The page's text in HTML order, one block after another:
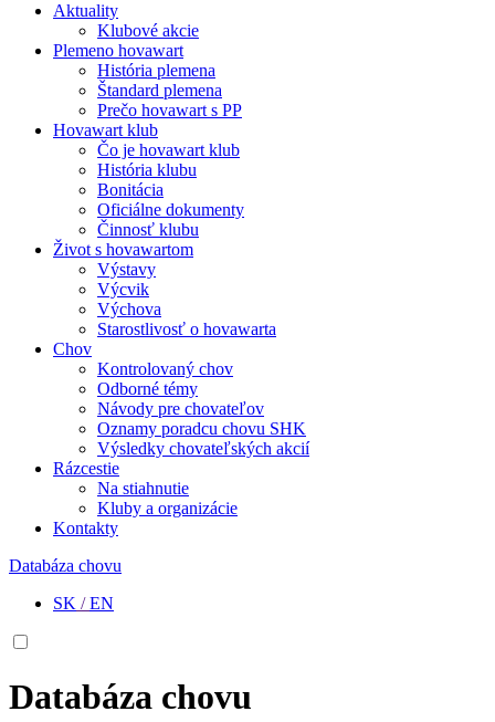
Aktuality
Klubové akcie
Plemeno hovawart
História plemena
Štandard plemena
Prečo hovawart s PP
Hovawart klub
Čo je hovawart klub
História klubu
Bonitácia
Oficiálne dokumenty
Činnosť klubu
Život s hovawartom
Výstavy
Výcvik
Výchova
Starostlivosť o hovawarta
Chov
Kontrolovaný chov
Odborné témy
Návody pre chovateľov
Oznamy poradcu chovu SHK
Výsledky chovateľských akcií
Rázcestie
Na stiahnutie
Kluby a organizácie
Kontakty
Databáza chovu
SK /EN
Databáza chovu